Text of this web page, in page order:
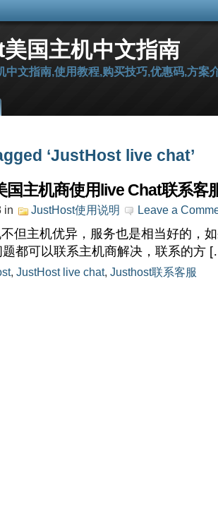
国主机中文指南
文指南,使用教程,购买技巧,优惠码,方案
‘JustHost live chat’
主机商使用live Chat联系客
in JustHost使用说明 Leave a
但主机优异，服务也是相当好的，
题都可以联系主机商解决，联系的方
, JustHost live chat, Justhost联系客服